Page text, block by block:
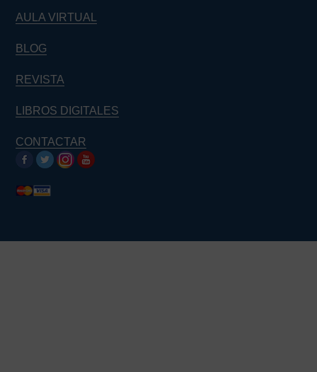
AULA VIRTUAL
BLOG
REVISTA
LIBROS DIGITALES
CONTACTAR